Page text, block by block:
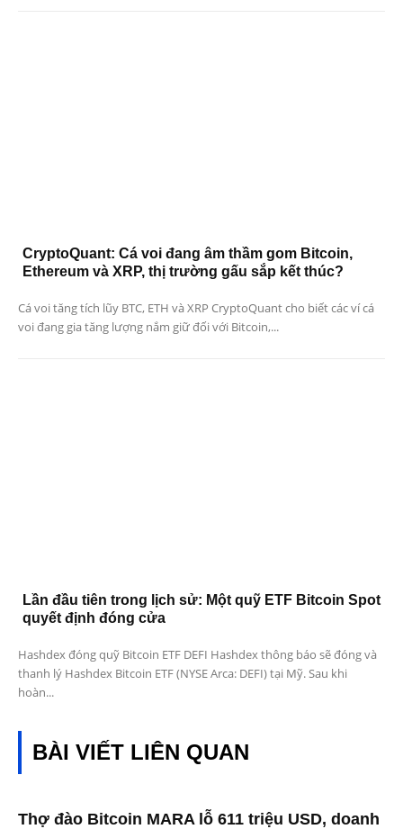
CryptoQuant: Cá voi đang âm thầm gom Bitcoin,
Ethereum và XRP, thị trường gấu sắp kết thúc?
Cá voi tăng tích lũy BTC, ETH và XRP CryptoQuant cho biết các ví cá
voi đang gia tăng lượng nắm giữ đối với Bitcoin,...
Lần đầu tiên trong lịch sử: Một quỹ ETF Bitcoin Spot
quyết định đóng cửa
Hashdex đóng quỹ Bitcoin ETF DEFI Hashdex thông báo sẽ đóng và
thanh lý Hashdex Bitcoin ETF (NYSE Arca: DEFI) tại Mỹ. Sau khi
hoàn...
BÀI VIẾT LIÊN QUAN
Thợ đào Bitcoin MARA lỗ 611 triệu USD, doanh